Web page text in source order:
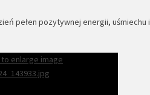
pełen pozytywnej energii, uśmiechu i